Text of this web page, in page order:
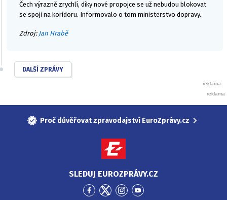
Čech výrazně zrychlí, díky nové propojce se už nebudou blokovat
se spoji na koridoru. Informovalo o tom ministerstvo dopravy.
Zdroj: Jan Hrabě
DALŠÍ ZPRÁVY
Proč důvěřovat zpravodajství EuroZprávy.cz
SLEDUJ EUROZPRÁVY.CZ
PřejítPřejítPřejítPřejít